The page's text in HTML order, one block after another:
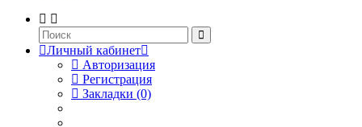
Личный кабинет
Авторизация
Регистрация
Закладки (0)